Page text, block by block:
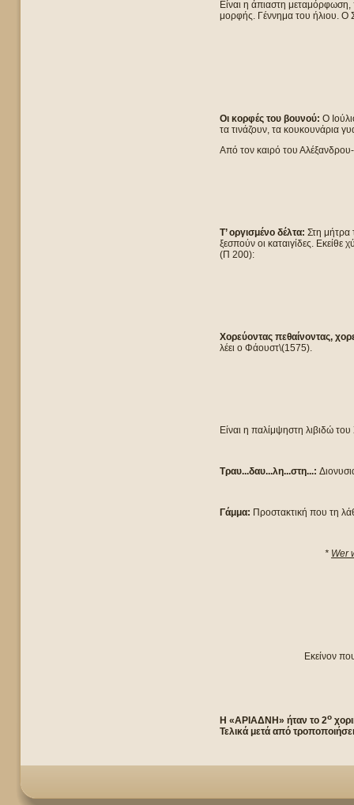
Είναι η άπιαστη
μορφής. Γέννημα του ήλιου. Ο
Οι κορφές του βουνού: Ο
τα τινάζουν, τα κουκουνάρια
Από τον καιρό του
Τ’ οργισμένο δέλτα: Στη μήτρα
ξεσπούν οι καταιγίδες.
(Π 200):
Χορεύοντας πεθαίνοντας,
λέει ο Φάουστ\(1575).
Είναι η παλίμψηστη λιβιδώ
Τραυ...δαυ...λη...στη...:
Γάμμα: Προστακτική που τη
* Wer
Εκείνον
Η «ΑΡΙΑΔΝΗ» ήταν το 2ο
Τελικά μετά από